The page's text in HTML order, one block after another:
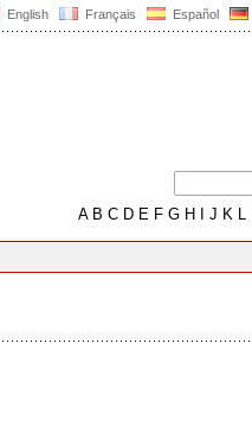
English Français Español
AB C D E F G H J K L